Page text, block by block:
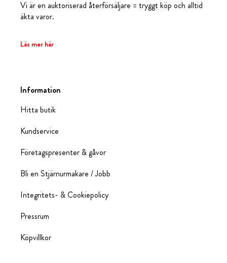
Vi är en auktoriserad återförsäljare = tryggt köp och alltid
äkta varor.
Läs mer här
Information
Hitta butik
Kundservice
Företagspresenter & gåvor
Bli en Stjärnurmakare / Jobb
Integritets- & Cookiepolicy
Pressrum
Köpvillkor